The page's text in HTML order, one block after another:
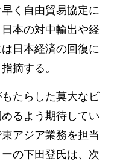
く自由貿易協定に
本の対中輸出や経
日本経済の回復に
摘する。
たらした莫大なビ
るよう期待してい
アジア業務を担当
の下田登氏は、次